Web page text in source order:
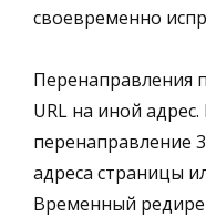
своевременно
Перенаправления
URL на иной
перенаправление
адреса страницы
Временный